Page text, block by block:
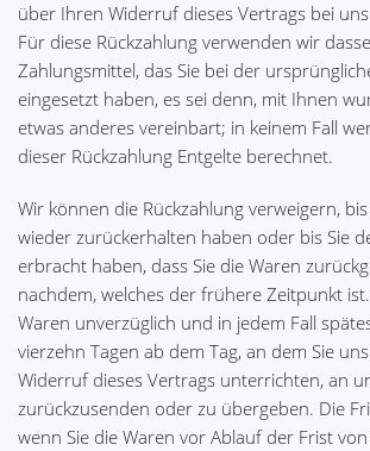
über Ihren Widerruf dieses Vertrags bei
Für diese Rückzahlung verwenden wir
Zahlungsmittel, das Sie bei der
eingesetzt haben, es sei denn, mit Ihnen
etwas anderes vereinbart; in keinem Fall
dieser Rückzahlung Entgelte berechnet.
Wir können die Rückzahlung verweigern,
wieder zurückerhalten haben oder bis Sie
erbracht haben, dass Sie die Waren
nachdem, welches der frühere Zeitpunkt
Waren unverzüglich und in jedem Fall
vierzehn Tagen ab dem Tag, an dem Sie
Widerruf dieses Vertrags unterrichten, an
zurückzusenden oder zu übergeben. Die
wenn Sie die Waren vor Ablauf der Frist